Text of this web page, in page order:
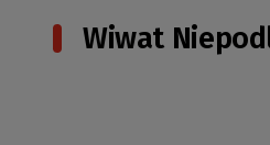
Wiwat